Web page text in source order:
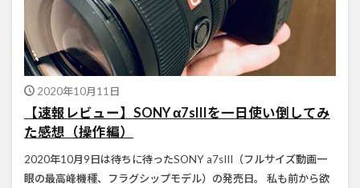
2020年10月11日
【速報レビュー】SONY α7sIIIを一日使い倒してみ
た感想（操作編）
2020年10月9日は待ちに待ったSONY a7sIII（フルサイズ動画一
眼の最高峰機種、フラグシップモデル）の発売日。 私も前から欲